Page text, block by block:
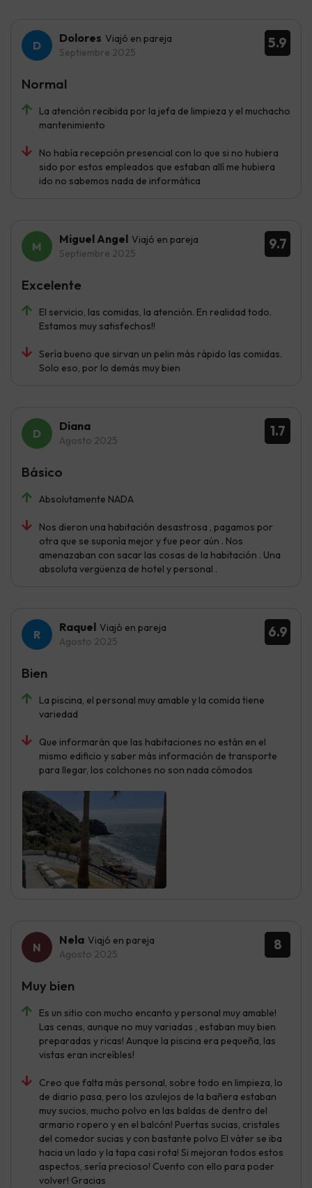
5.9
Dolores Viajó en pareja
Septiembre 2025
La atención recibida por la jefa de limpieza y el muchacho
mantenimiento
No había recepción presencial con lo que si no hubiera
sido por estos empleados que estaban allí me hubiera
ido no sabemos nada de informática
Normal
9.7
Miguel Angel Viajó en pareja
Septiembre 2025
El servicio, las comidas, la atención. En realidad todo.
Estamos muy satisfechos!!
Sería bueno que sirvan un pelin más rápido las comidas.
Solo eso, por lo demás muy bien
Excelente
1.7
Diana
Agosto 2025
Absolutamente NADA
Nos dieron una habitación desastrosa , pagamos por
otra que se suponía mejor y fue peor aún . Nos
amenazaban con sacar las cosas de la habitación . Una
absoluta vergüenza de hotel y personal .
Básico
6.9
Raquel Viajó en pareja
Agosto 2025
La piscina, el personal muy amable y la comida tiene
variedad
Que informarán que las habitaciones no están en el
mismo edificio y saber más información de transporte
para llegar, los colchones no son nada cómodos
Bien
8
Nela Viajó en pareja
Agosto 2025
Es un sitio con mucho encanto y personal muy amable!
Las cenas, aunque no muy variadas , estaban muy bien
preparadas y ricas! Aunque la piscina era pequeña, las
vistas eran increíbles!
Creo que falta más personal, sobre todo en limpieza, lo
de diario pasa, pero los azulejos de la bañera estaban
muy sucios, mucho polvo en las baldas de dentro del
armario ropero y en el balcón! Puertas sucias, cristales
del comedor sucias y con bastante polvo El váter se iba
hacia un lado y la tapa casi rota! Si mejoran todos estos
aspectos, sería precioso! Cuento con ello para poder
volver! Gracias
Muy bien